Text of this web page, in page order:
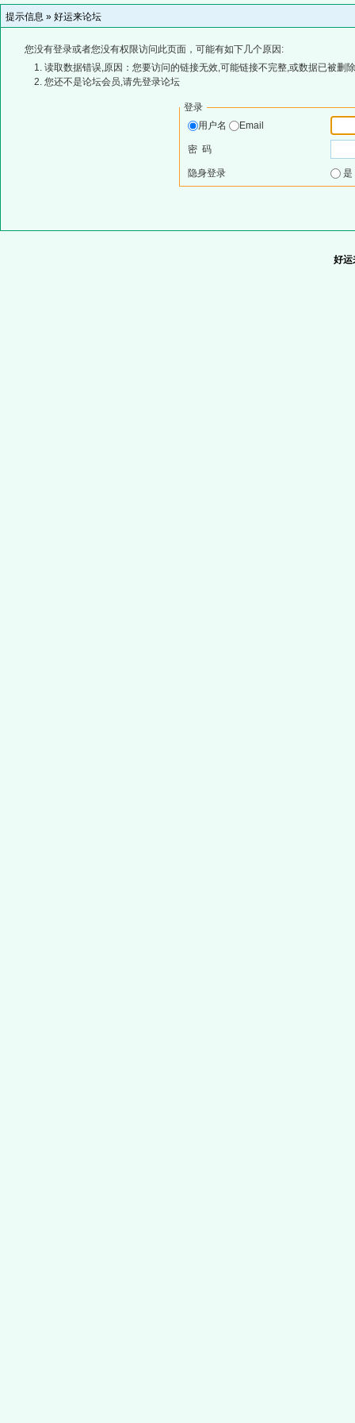
提示信息 » 好运来论坛
您没有登录或者您没有权限访问此页面，可能有如下几个原因:
读取数据错误,原因：您要访问的链接无效,可能链接不完整,或数据已被删
您还不是论坛会员,请先登录论坛
登录
用户名
Email
密 码
隐身登录
好